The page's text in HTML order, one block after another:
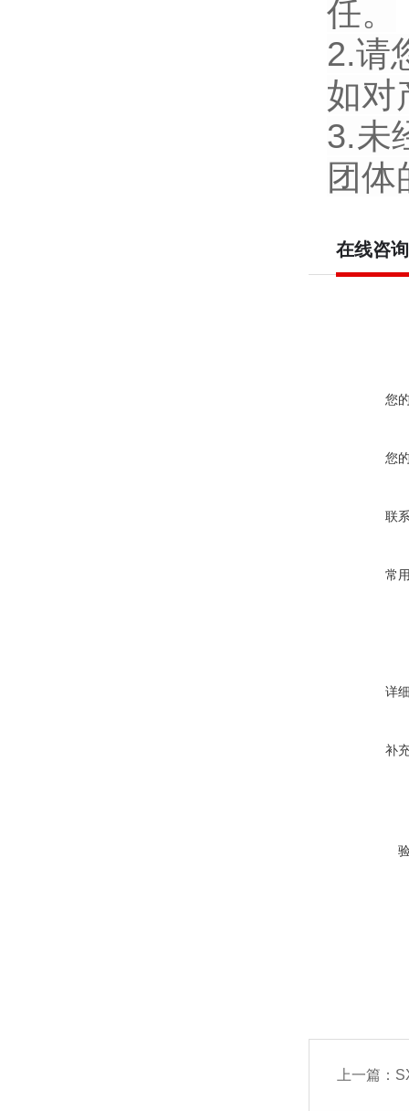
任。
2.请
如对
3.未
团
在线咨询
您
您
联
常
详
补
上一篇：